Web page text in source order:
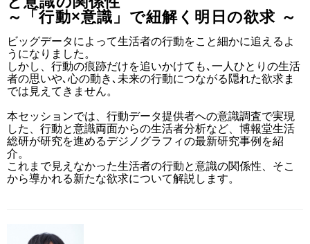
～「行動×意識」で紐解く明日の欲求 ～
ビッグデータによって生活者の行動をこと細かに追えるよ
うになりました。
しかし、行動の痕跡だけを追いかけても､一人ひとりの生活
者の思いや､心の動き､未来の行動につながる隠れた欲求ま
では見えてきません。
本セッションでは、行動データ提供者への意識調査で実現
した、行動と意識両面からの生活者分析など、博報堂生活
総研が研究を進めるデジノグラフィの最新研究事例を紹
介。
これまで見えなかった生活者の行動と意識の関係性、そこ
から導かれる新たな欲求について解説します。